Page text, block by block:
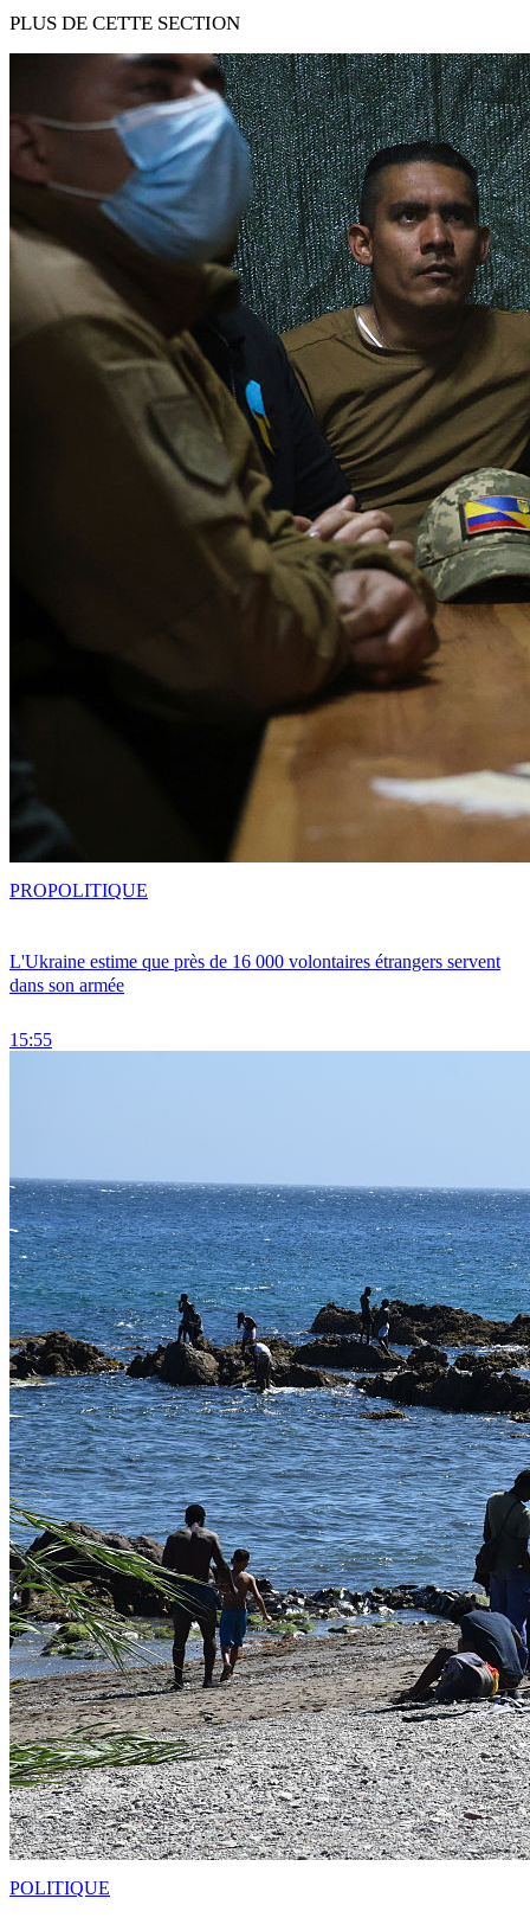
PLUS DE CETTE SECTION
L'Ukraine estime que près de 16 000 volontaires étrangers servent
dans son armée
15:55
PROPOLITIQUE
POLITIQUE